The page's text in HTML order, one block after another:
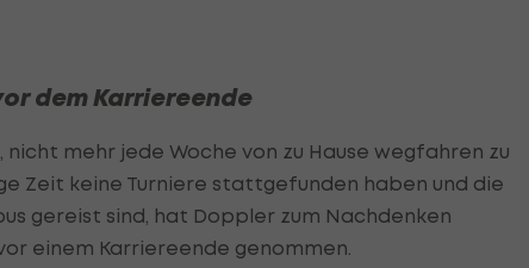
dem Karriereende
mehr jede Woche von zu Hause wegfahren zu
Zeit keine Turniere stattgefunden haben und die
gereist sind, hat Doppler zum Nachdenken
einem Karriereende genommen.